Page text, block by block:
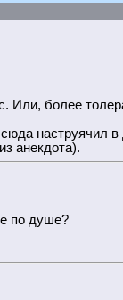
Или, более
наструячил
анекдота).
по душе?